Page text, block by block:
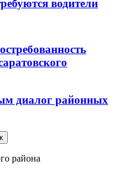
водители
диалог районных